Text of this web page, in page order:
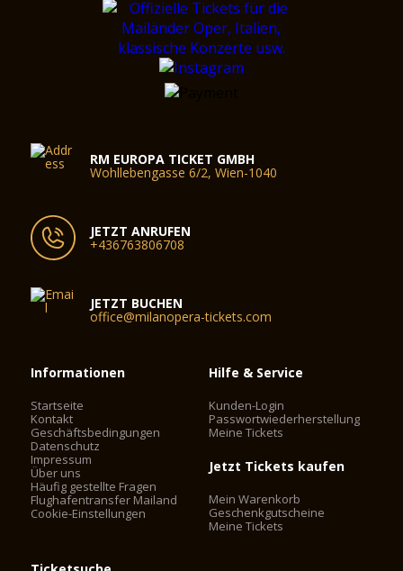
RM EUROPA TICKET GMBH
Wohllebengasse 6/2, Wien-1040
JETZT ANRUFEN
+436763806708
JETZT BUCHEN
office@milanopera-tickets.com
Informationen
Startseite
Kontakt
Geschäftsbedingungen
Datenschutz
Impressum
Über uns
Häufig gestellte Fragen
Flughafentransfer Mailand
Cookie-Einstellungen
Hilfe & Service
Kunden-Login
Passwortwiederherstellung
Meine Tickets
Jetzt Tickets kaufen
Mein Warenkorb
Geschenkgutscheine
Meine Tickets